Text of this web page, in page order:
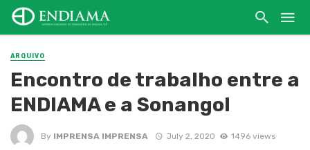
ARQUIVO
Encontro de trabalho entre a
ENDIAMA e a Sonangol
By IMPRENSA IMPRENSA July 2, 2020 1496 views